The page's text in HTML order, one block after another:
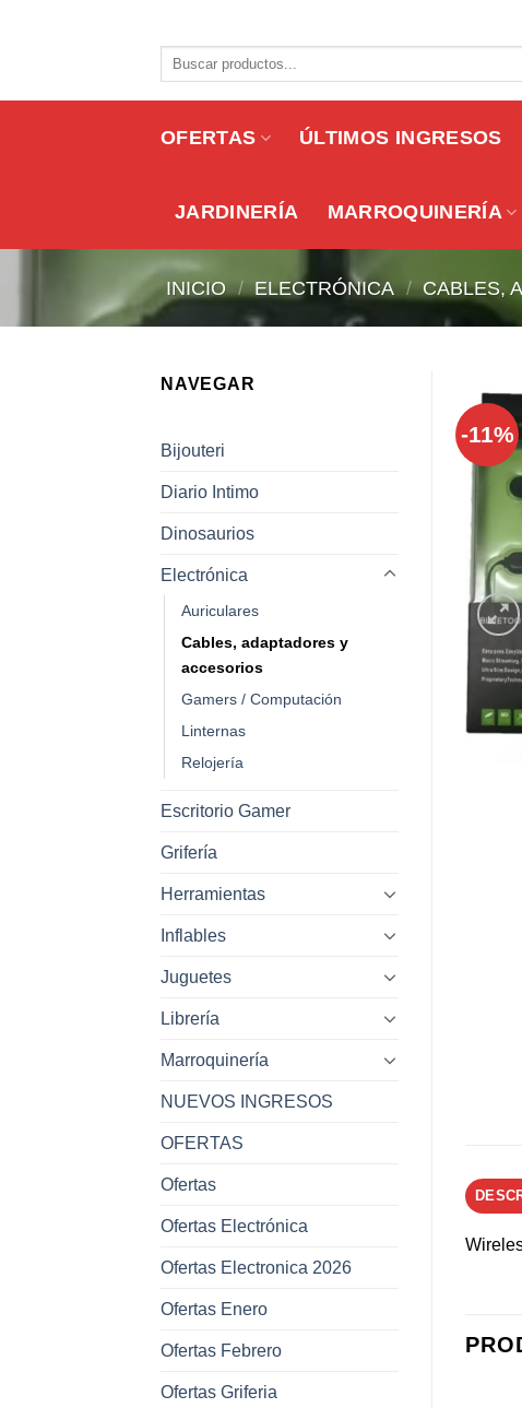
OFERTAS ÚLTIMOS INGRESOS
JARDINERÍA MARROQUINERÍA
INICIO / ELECTRÓNICA / CABLES,
NAVEGAR
Bijouteri
Diario Intimo
Dinosaurios
Electrónica
Auriculares
Cables, adaptadores y
accesorios
Gamers / Computación
Linternas
Relojería
Escritorio Gamer
Grifería
Herramientas
Inflables
Juguetes
Librería
Marroquinería
NUEVOS INGRESOS
OFERTAS
Ofertas
Ofertas Electrónica
Ofertas Electronica 2026
Ofertas Enero
Ofertas Febrero
Ofertas Griferia
-11%